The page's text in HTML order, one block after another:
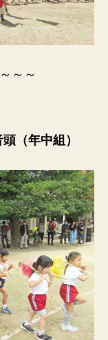
～～
（年中組）